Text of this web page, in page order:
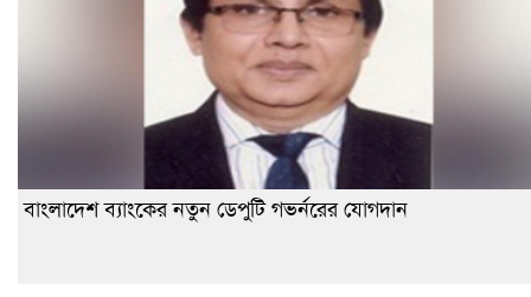
বাংলাদেশ ব্যাংকের নতুন ডেপুটি গভর্নরের যোগদান